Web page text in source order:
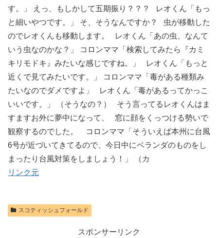
す。」 えっ、もしかして五期振り？？？ レオくん「もっ
と細いやつです。」 そ、そうなんですか？ 虫が移動した
のでレオくんも移動します。 レオくん「あの虫、なんて
いう虫なのかな？」 コロンママ「検索してみたら『カミ
キリモドキ』みたいな感じですね。」 レオくん「もっと
近くで見てみたいです。」 コロンママ「毒がある種類み
たいなのでダメですよ」 レオくん「毒があるってかっこ
いいです。」 （そうなの？） そう言ってるレオくんはま
すますお外に夢中になって、 窓に顔をくっつける勢いで
観察するのでした。 コロンママ「そういえば本州に台風
6号が近づいてきてるので、今日中にベランダのものをし
まったり台風対策をしましょう！」 （カ
リンク元
スコティッシュフォールド
スポンサーリンク